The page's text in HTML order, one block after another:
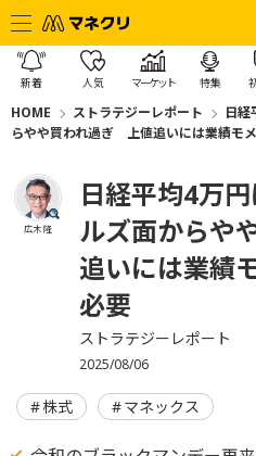
新着 人気 マーケット 特集
HOME ストラテジーレポート
日経
らやや買われ過ぎ 上値追いには業績モ
広木 隆
日経平均4万
ルズ面からや
追いには業績
必要
ストラテジーレポート
2025/08/06
株式 マネックス